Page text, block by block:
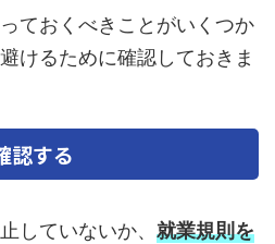
ておくべきことがいくつか
けるために確認しておきま
認する
していないか、 就業規則を